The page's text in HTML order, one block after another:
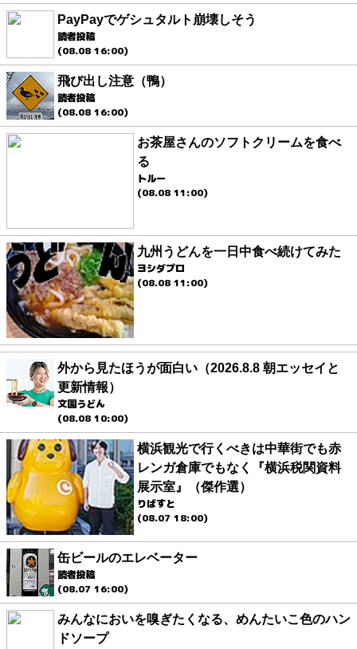
PayPayでゲシュタルト崩壊しそう
読者投稿
(08.08 16:00)
飛び出し注意（鴨）
読者投稿
(08.08 16:00)
お茶屋さんのソフトクリームを食べ
る
トルー
(08.08 11:00)
九州うどんを一日中食べ続けてみた
ヨシダプロ
(08.08 11:00)
外から見たほうが面白い（2026.8.8 朝エッセイと
更新情報）
文園うどん
(08.08 10:00)
横浜観光で行くべきは中華街でも赤
レンガ倉庫でもなく『横浜税関資料
展示室』（傑作選）
りばすと
(08.07 18:00)
缶ビールのエレベーター
読者投稿
(08.07 16:00)
みんなにおいを嗅ぎたくなる、めんたいこ色のハン
ドソープ